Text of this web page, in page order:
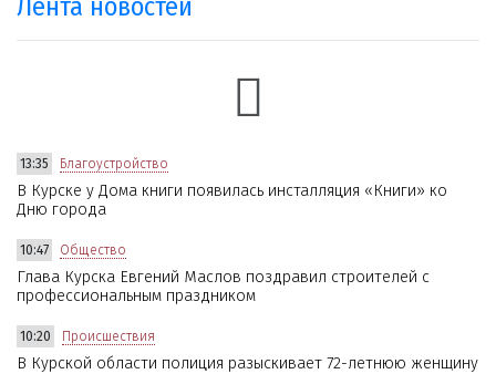
13:35 Благоустройство
В Курске у Дома книги появилась инсталляция «Книги» ко
Дню города
10:47 Общество
Глава Курска Евгений Маслов поздравил строителей с
профессиональным праздником
10:20 Происшествия
В Курской области полиция разыскивает 72-летнюю женщину